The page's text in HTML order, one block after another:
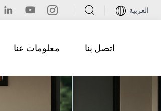
العربية
معلومات عنا اتصل بنا